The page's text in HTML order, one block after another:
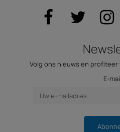
Volg ons nieuws en
E-